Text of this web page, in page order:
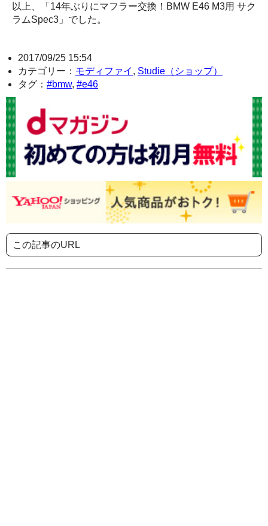
以上、「14年ぶりにマフラー交換！BMW E46 M3用 サク
ラムSpec3」でした。
2017/09/25 15:54
カテゴリー： モディファイ , Studie（ショップ）
タグ： #bmw, #e46
この記事のURL